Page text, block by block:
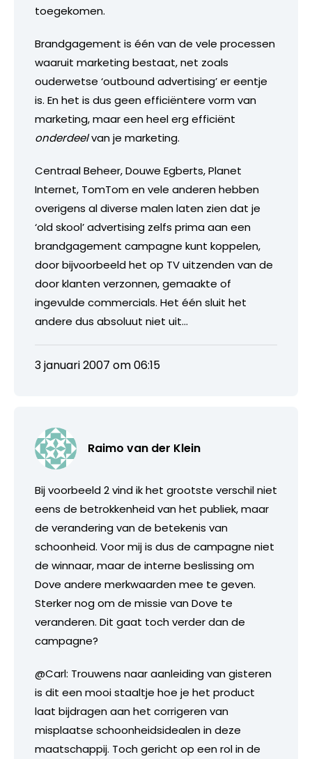
toegekomen.
Brandgagement is één van de vele processen
waaruit marketing bestaat, net zoals
ouderwetse ‘outbound advertising’ er eentje
is. En het is dus geen efficiëntere vorm van
marketing, maar een heel erg efficiënt
onderdeelvan je marketing.
Centraal Beheer, Douwe Egberts, Planet
Internet, TomTom en vele anderen hebben
overigens al diverse malen laten zien dat je
‘old skool’ advertising zelfs prima aan een
brandgagement campagne kunt koppelen,
door bijvoorbeeld het op TV uitzenden van de
door klanten verzonnen, gemaakte of
ingevulde commercials. Het één sluit het
andere dus absoluut niet uit…
3 januari 2007 om 06:15
Raimo van der Klein
Bij voorbeeld 2 vind ik het grootste verschil niet
eens de betrokkenheid van het publiek, maar
de verandering van de betekenis van
schoonheid. Voor mij is dus de campagne niet
de winnaar, maar de interne beslissing om
Dove andere merkwaarden mee te geven.
Sterker nog om de missie van Dove te
veranderen. Dit gaat toch verder dan de
campagne?
@Carl: Trouwens naar aanleiding van gisteren
is dit een mooi staaltje hoe je het product
laat bijdragen aan het corrigeren van
misplaatse schoonheidsidealen in deze
maatschappij. Toch gericht op een rol in de